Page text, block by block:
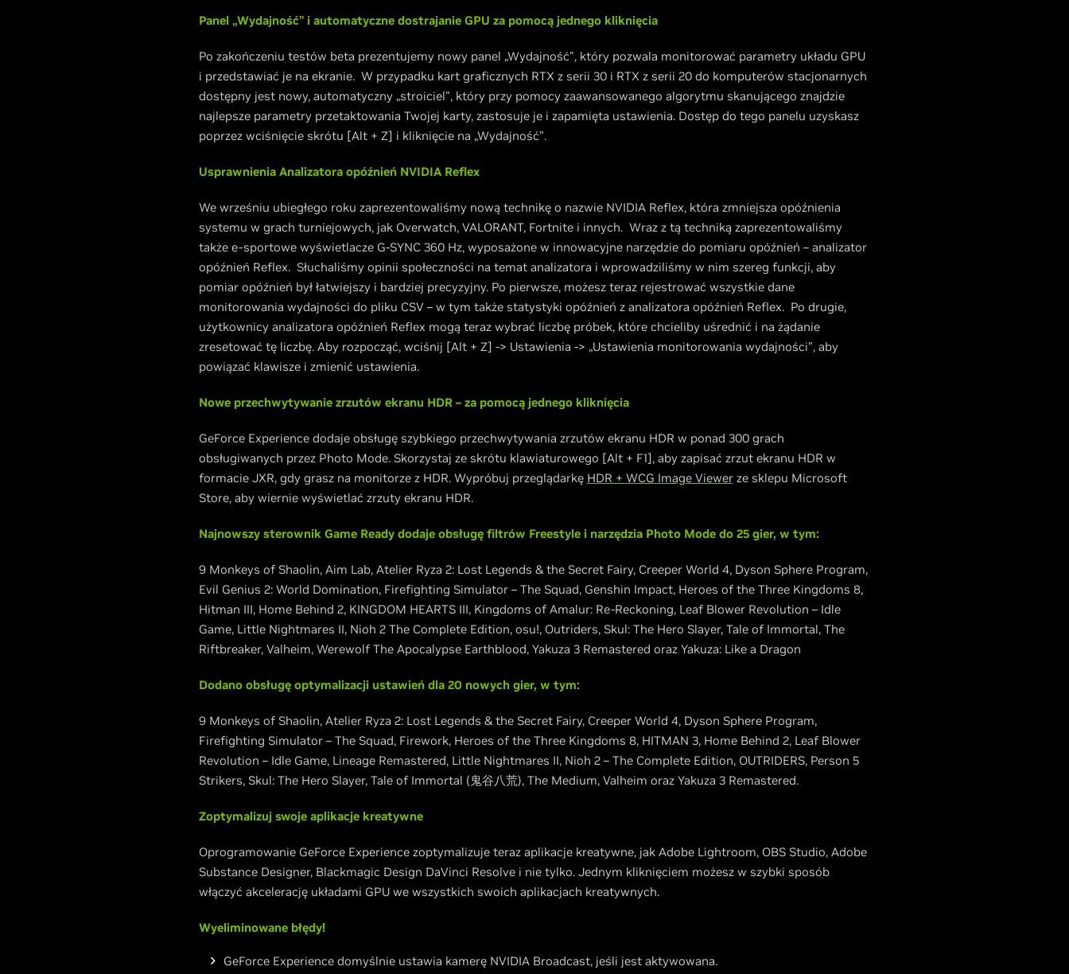
Panel „Wydajność” i automatyczne dostrajanie GPU za pomocą jednego kliknięcia
Po zakończeniu testów beta prezentujemy nowy panel „Wydajność”, który pozwala monitorować parametry układu GPU
i przedstawiać je na ekranie. W przypadku kart graficznych RTX z serii 30 i RTX z serii 20 do komputerów stacjonarnych
dostępny jest nowy, automatyczny „stroiciel”, który przy pomocy zaawansowanego algorytmu skanującego znajdzie
najlepsze parametry przetaktowania Twojej karty, zastosuje je i zapamięta ustawienia. Dostęp do tego panelu uzyskasz
poprzez wciśnięcie skrótu [Alt + Z] i kliknięcie na „Wydajność”.
Usprawnienia Analizatora opóźnień NVIDIA Reflex
We wrześniu ubiegłego roku zaprezentowaliśmy nową technikę o nazwie NVIDIA Reflex, która zmniejsza opóźnienia
systemu w grach turniejowych, jak Overwatch, VALORANT, Fortnite i innych. Wraz z tą techniką zaprezentowaliśmy
także e-sportowe wyświetlacze G-SYNC 360 Hz, wyposażone w innowacyjne narzędzie do pomiaru opóźnień – analizator
opóźnień Reflex. Słuchaliśmy opinii społeczności na temat analizatora i wprowadziliśmy w nim szereg funkcji, aby
pomiar opóźnień był łatwiejszy i bardziej precyzyjny. Po pierwsze, możesz teraz rejestrować wszystkie dane
monitorowania wydajności do pliku CSV – w tym także statystyki opóźnień z analizatora opóźnień Reflex. Po drugie,
użytkownicy analizatora opóźnień Reflex mogą teraz wybrać liczbę próbek, które chcieliby uśrednić i na żądanie
zresetować tę liczbę. Aby rozpocząć, wciśnij [Alt + Z] -> Ustawienia -> „Ustawienia monitorowania wydajności”, aby
powiązać klawisze i zmienić ustawienia.
Nowe przechwytywanie zrzutów ekranu HDR – za pomocą jednego kliknięcia
GeForce Experience dodaje obsługę szybkiego przechwytywania zrzutów ekranu HDR w ponad 300 grach
obsługiwanych przez Photo Mode. Skorzystaj ze skrótu klawiaturowego [Alt + F1], aby zapisać zrzut ekranu HDR w
formacie JXR, gdy grasz na monitorze z HDR. Wypróbuj przeglądarkę HDR + WCG Image Viewerze sklepu Microsoft
Store, aby wiernie wyświetlać zrzuty ekranu HDR.
Najnowszy sterownik Game Ready dodaje obsługę filtrów Freestyle i narzędzia Photo Mode do 25 gier, w tym:
9 Monkeys of Shaolin, Aim Lab, Atelier Ryza 2: Lost Legends & the Secret Fairy, Creeper World 4, Dyson Sphere Program,
Evil Genius 2: World Domination, Firefighting Simulator – The Squad, Genshin Impact, Heroes of the Three Kingdoms 8,
Hitman III, Home Behind 2, KINGDOM HEARTS III, Kingdoms of Amalur: Re-Reckoning, Leaf Blower Revolution – Idle
Game, Little Nightmares II, Nioh 2 The Complete Edition, osu!, Outriders, Skul: The Hero Slayer, Tale of Immortal, The
Riftbreaker, Valheim, Werewolf The Apocalypse Earthblood, Yakuza 3 Remastered oraz Yakuza: Like a Dragon
Dodano obsługę optymalizacji ustawień dla 20 nowych gier, w tym:
9 Monkeys of Shaolin, Atelier Ryza 2: Lost Legends & the Secret Fairy, Creeper World 4, Dyson Sphere Program,
Firefighting Simulator – The Squad, Firework, Heroes of the Three Kingdoms 8, HITMAN 3, Home Behind 2, Leaf Blower
Revolution – Idle Game, Lineage Remastered, Little Nightmares II, Nioh 2 – The Complete Edition, OUTRIDERS, Person 5
Strikers, Skul: The Hero Slayer, Tale of Immortal (鬼谷八荒), The Medium, Valheim oraz Yakuza 3 Remastered.
Zoptymalizuj swoje aplikacje kreatywne
Oprogramowanie GeForce Experience zoptymalizuje teraz aplikacje kreatywne, jak Adobe Lightroom, OBS Studio, Adobe
Substance Designer, Blackmagic Design DaVinci Resolve i nie tylko. Jednym kliknięciem możesz w szybki sposób
włączyć akcelerację układami GPU we wszystkich swoich aplikacjach kreatywnych.
Wyeliminowane błędy!
GeForce Experience domyślnie ustawia kamerę NVIDIA Broadcast, jeśli jest aktywowana.